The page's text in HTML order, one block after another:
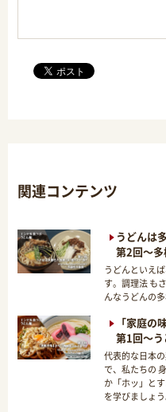
関連コンテンツ
うどんは
第2回～
うどんといえ
す。調理法 も
んなうどんの
「家庭の
第1回～
代表的な日本
で、私たちの
か「ホッ」と
を学びましょう